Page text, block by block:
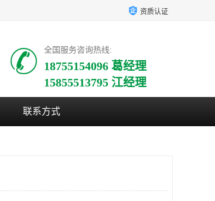
资质认证
全国服务咨询热线:
18755154096 葛经理
15855513795 江经理
联系方式